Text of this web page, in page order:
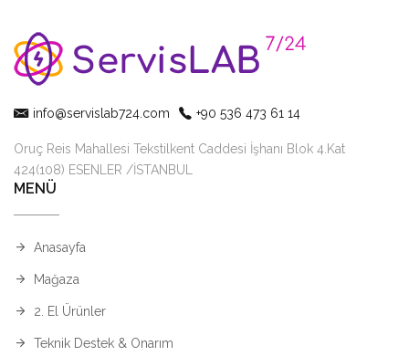
info@servislab724.com +90 536 473 61 14
Oruç Reis Mahallesi Tekstilkent Caddesi İşhanı Blok 4.Kat
424(108) ESENLER /İSTANBUL
MENÜ
Anasayfa
Mağaza
2. El Ürünler
Teknik Destek & Onarım